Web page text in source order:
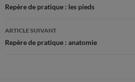
des
articles
Repère de pratique : les pieds
ARTICLE SUIVANT
Repère de pratique : anatomie